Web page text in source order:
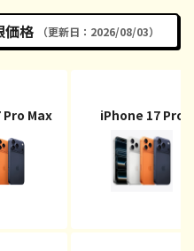
価格 （更新日：2026/08/03）
Max iPhone 17 Pro